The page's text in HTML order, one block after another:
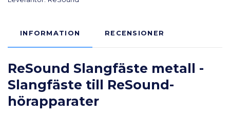
INFORMATION RECENSIONER
ReSound Slangfäste metall -
Slangfäste till ReSound-
hörapparater